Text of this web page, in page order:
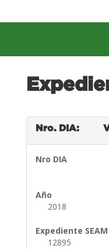
Nro. DIA:
Nro DIA
Año
2018
Expediente SEAM
12895